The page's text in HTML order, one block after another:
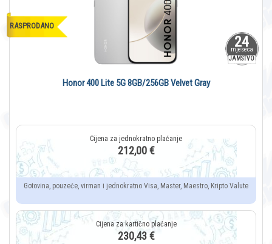
24
mjeseca
JAMSTVO
RASPRODANO
Honor 400 Lite 5G 8GB/256GB Velvet Gray
212,00 €
Gotovina, pouzeće, virman i jednokratno Visa, Master, Maestro, Kripto Valute
230,43 €